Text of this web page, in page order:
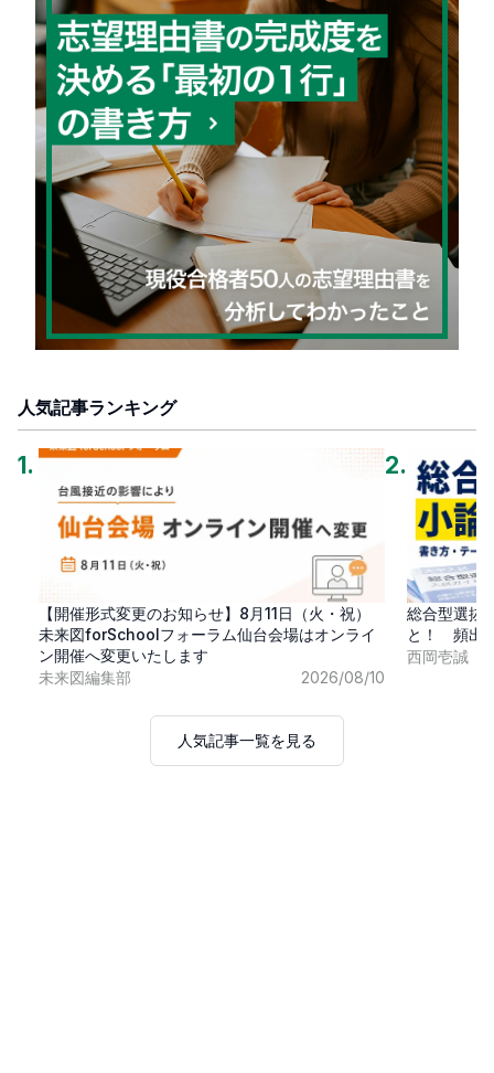
人気記事ランキング
1 .
【開催形式変更のお知らせ】8月11日（火・祝）
未来図forSchoolフォーラム仙台会場はオンライ
ン開催へ変更いたします
未来図編集部
2026/08/10
2.
総合型選抜
と！ 頻出
西岡壱誠
人気記事一覧を見る